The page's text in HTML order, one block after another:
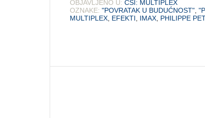
OBJAVLJENO U: CSI: MULTIPLEX
OZNAKE: "POVRATAK U BUDUĆNOST",
MULTIPLEX, EFEKTI, IMAX, PHILIPPE